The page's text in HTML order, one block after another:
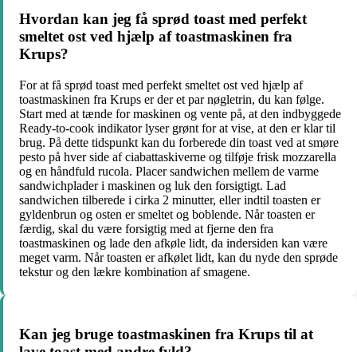
Hvordan kan jeg få sprød toast med perfekt
smeltet ost ved hjælp af toastmaskinen fra
Krups?
For at få sprød toast med perfekt smeltet ost ved hjælp af
toastmaskinen fra Krups er der et par nøgletrin, du kan følge.
Start med at tænde for maskinen og vente på, at den indbyggede
Ready-to-cook indikator lyser grønt for at vise, at den er klar til
brug. På dette tidspunkt kan du forberede din toast ved at smøre
pesto på hver side af ciabattaskiverne og tilføje frisk mozzarella
og en håndfuld rucola. Placer sandwichen mellem de varme
sandwichplader i maskinen og luk den forsigtigt. Lad
sandwichen tilberede i cirka 2 minutter, eller indtil toasten er
gyldenbrun og osten er smeltet og boblende. Når toasten er
færdig, skal du være forsigtig med at fjerne den fra
toastmaskinen og lade den afkøle lidt, da indersiden kan være
meget varm. Når toasten er afkølet lidt, kan du nyde den sprøde
tekstur og den lækre kombination af smagene.
Kan jeg bruge toastmaskinen fra Krups til at